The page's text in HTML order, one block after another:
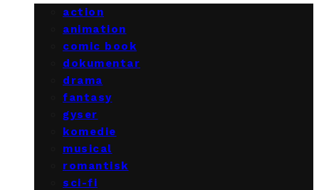
action
animation
comic book
dokumentar
drama
fantasy
gyser
komedie
musical
romantisk
sci-fi